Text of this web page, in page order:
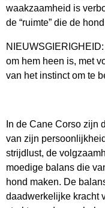
waakzaamheid is
de “ruimte” die de
om hem heen is, met
van het instinct om te
In de Cane Corso zijn
van zijn
strijdlust, de
moedige balans die
hond maken. De
daadwerkelijke kracht